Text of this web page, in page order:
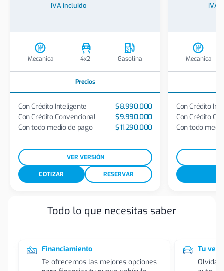
IVA incluido
Mecanica 4x2 Gasolina
Precios
Con Crédito Inteligente
$8.990.000
Con Crédito Convencional
$9.990.000
Con todo medio de pago
$11.290.000
VER VERSIÓN
COTIZAR RESERVAR
IVA
Mecanica
Con Crédito
Con Crédito
Con todo
Todo lo que necesitas saber
Financiamiento
Te ofrecemos las mejores opciones
Tu